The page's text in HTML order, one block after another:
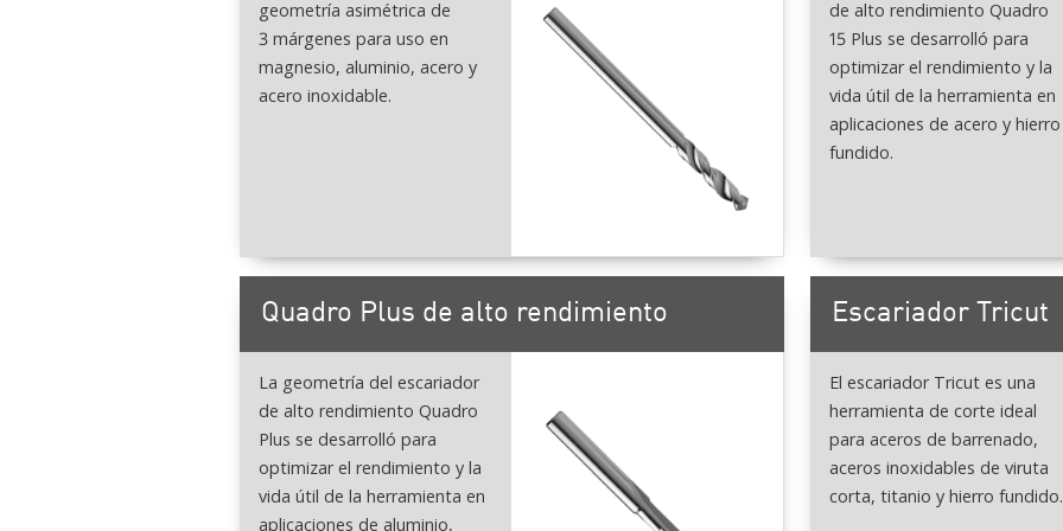
geometría asimétrica de
3 márgenes para uso en
magnesio, aluminio, acero y
acero inoxidable.
de alto rendimiento Quadro
15 Plus se desarrolló para
optimizar el rendimiento y la
vida útil de la herramienta en
aplicaciones de acero y hierro
fundido.
Quadro Plus de alto rendimiento
La geometría del escariador
de alto rendimiento Quadro
Plus se desarrolló para
optimizar el rendimiento y la
vida útil de la herramienta en
aplicaciones de aluminio,
Escariador Tricut
El escariador Tricut es una
herramienta de corte ideal
para aceros de barrenado,
aceros inoxidables de viruta
corta, titanio y hierro fundido.